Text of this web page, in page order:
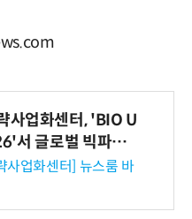
사업화센터, 'BIO U
서 글로벌 빅파마
니스 미팅 지원…K
외 진출 교두보 확
사업화센터] 뉴스룸 바